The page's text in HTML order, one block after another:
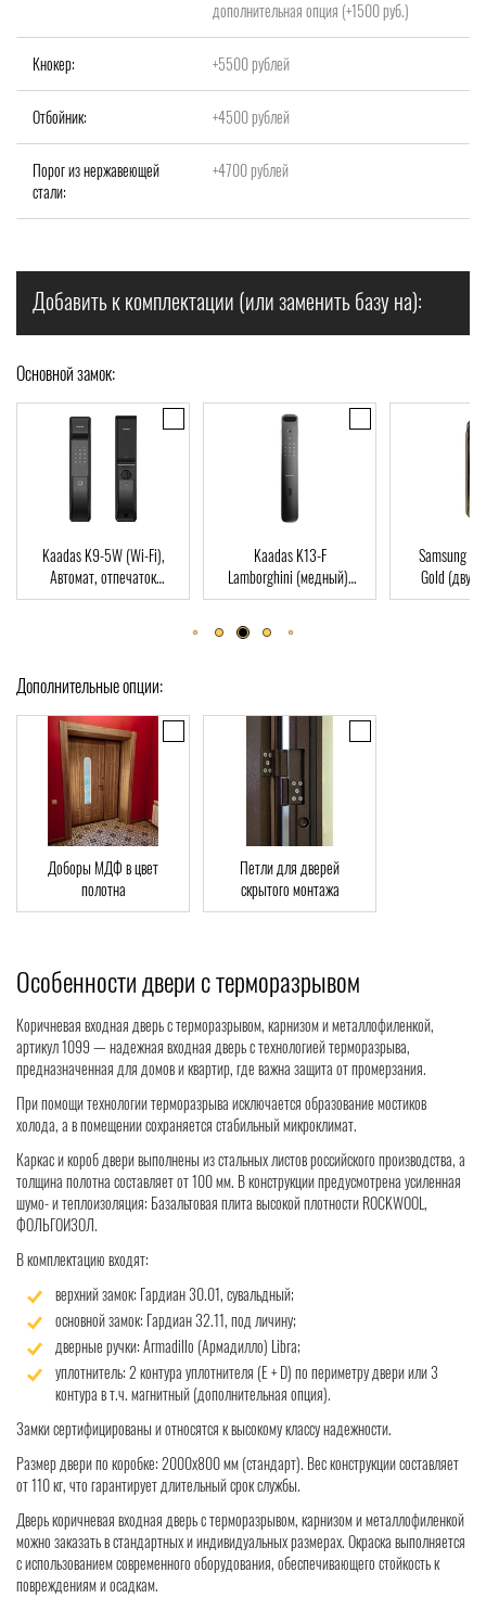
дополнительная опция (+1500 руб.)
Кнокер: +5500 рублей
Отбойник: +4500 рублей
Порог из нержавеющей
стали:
+4700 рублей
Добавить к комплектации (или заменить базу на):
Основной замок:
Kaadas K13-F
Lamborghini (медный),
Автомат, Face-ID,
Samsung SHP-DP728
Gold (двухригельная
врезная часть), Автомат,
отпечаток пальца, RFID-
Card
Dircode
пальца,
ключ, Wi-Fi,
Дополнительные опции:
Доборы МДФ в цвет
полотна
Петли для дверей
скрытого монтажа
Особенности двери с терморазрывом
Коричневая входная дверь с терморазрывом, карнизом и металлофиленкой,
артикул 1099 — надежная входная дверь с технологией терморазрыва,
предназначенная для домов и квартир, где важна защита от промерзания.
При помощи технологии терморазрыва исключается образование мостиков
холода, а в помещении сохраняется стабильный микроклимат.
Каркас и короб двери выполнены из стальных листов российского производства, а
толщина полотна составляет от 100 мм. В конструкции предусмотрена усиленная
шумо- и теплоизоляция: Базальтовая плита высокой плотности ROCKWOOL,
ФОЛЬГОИЗОЛ.
В комплектацию входят:
верхний замок: Гардиан 30.01, сувальдный;
основной замок: Гардиан 32.11, под личину;
дверные ручки: Armadillo (Армадилло) Libra;
уплотнитель: 2 контура уплотнителя (Е + D) по периметру двери или 3
контура в т.ч. магнитный (дополнительная опция).
Замки сертифицированы и относятся к высокому классу надежности.
Размер двери по коробке: 2000x800 мм (стандарт). Вес конструкции составляет
от 110 кг, что гарантирует длительный срок службы.
Дверь коричневая входная дверь с терморазрывом, карнизом и металлофиленкой
можно заказать в стандартных и индивидуальных размерах. Окраска выполняется
с использованием современного оборудования, обеспечивающего стойкость к
повреждениям и осадкам.